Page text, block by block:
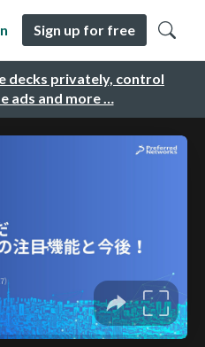
decks privately, control
ads and more …
Sign up for free